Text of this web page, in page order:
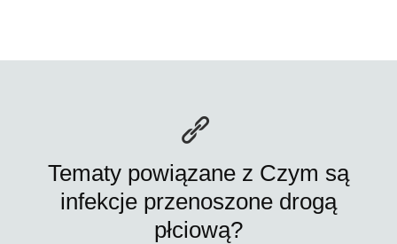
Tematy powiązane z Czym są
infekcje przenoszone drogą
płciową?